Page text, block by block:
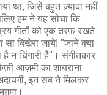
था, जिसे बहुत ज़्यादा नहीं
हम ने यह सोचा कि
गीतों को एक तरफ़ रखते
बिखेरा जाये! "जाने क्या
न चिंगारी है"। संगीतकार
आज़मी का शायराना
इन सब ने मिलकर